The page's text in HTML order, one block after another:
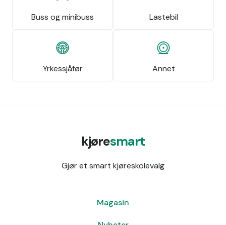
Buss og minibuss Lastebil
Yrkessjåfør Annet
kjøresmart
Gjør et smart kjøreskolevalg
Magasin